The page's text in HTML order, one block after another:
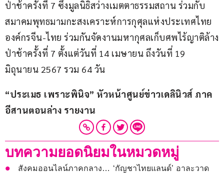
ป่าช้าครั้งที่ 7 ซึ่งมูลนิธิสว่างเมตตาธรรมสถาน ร่วมกับ
สมาคมพุทธมามกะสงเคราะห์การกุศุลแห่งประเทศไทย
องค์กรจีน-ไทย ร่วมกันจัดงานมหากุศลเก็บศพไร้ญาติล้าง
ป่าช้าครั้งที่ 7 ตั้งแต่วันที่ 14 เมษายน ถึงวันที่ 19
มิถุนายน 2567 รวม 64 วัน
“ประเมธ เพราะพินิจ” หัวหน้าศูนย์ข่าวเดลินิวส์ ภาค
อีสานตอนล่าง รายงาน
บทความยอดนิยมในหมวดหมู่
สังคมออนไลน์ภาคกลาง… ‘กัญชาไทยแลนด์’ อาละวาด